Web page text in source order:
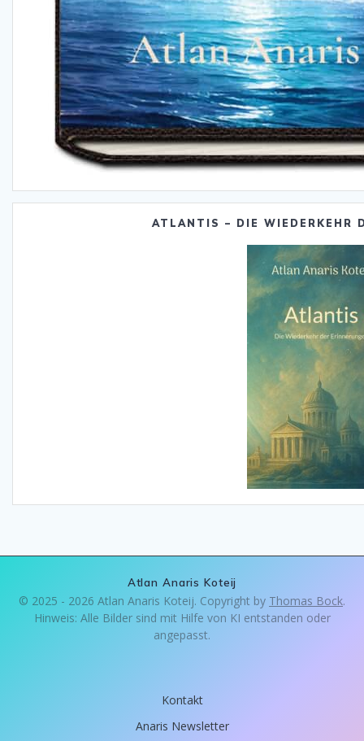
ATLANTIS – DIE WIEDERKEHR
Atlan Anaris Koteij
© 2025 - 2026 Atlan Anaris Koteij. Copyright by Thomas Bock.
Hinweis: Alle Bilder sind mit Hilfe von KI entstanden oder
angepasst.
Kontakt
Anaris Newsletter